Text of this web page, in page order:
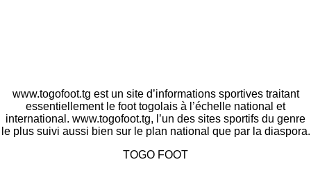
www.togofoot.tg est un site d’informations sportives traitant
essentiellement le foot togolais à l’échelle national et
international. www.togofoot.tg, l’un des sites sportifs du genre
le plus suivi aussi bien sur le plan national que par la diaspora.
TOGO FOOT